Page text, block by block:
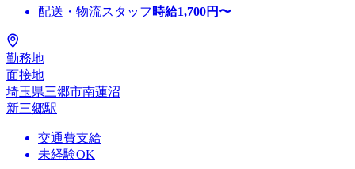
配送・物流スタッフ 時給1,700円〜
勤務地
面接地
埼玉県三郷市南蓮沼
新三郷駅
交通費支給
未経験OK